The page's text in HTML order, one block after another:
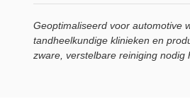
Geoptimaliseerd voor automotive
tandheelkundige klinieken en
zware, verstelbare reiniging nodig